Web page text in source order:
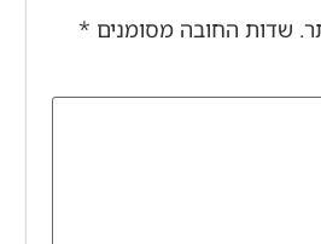
שדות החובה מסומנים *